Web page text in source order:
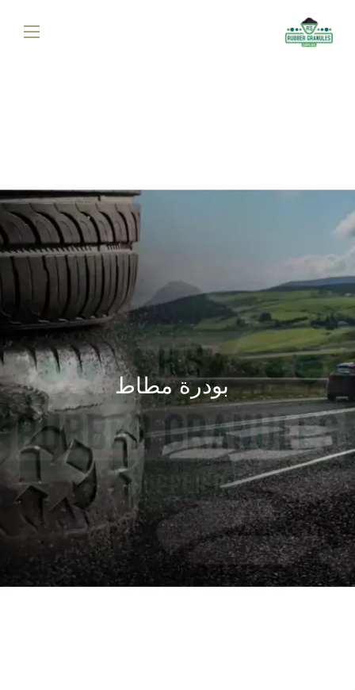
بودرة مطاط